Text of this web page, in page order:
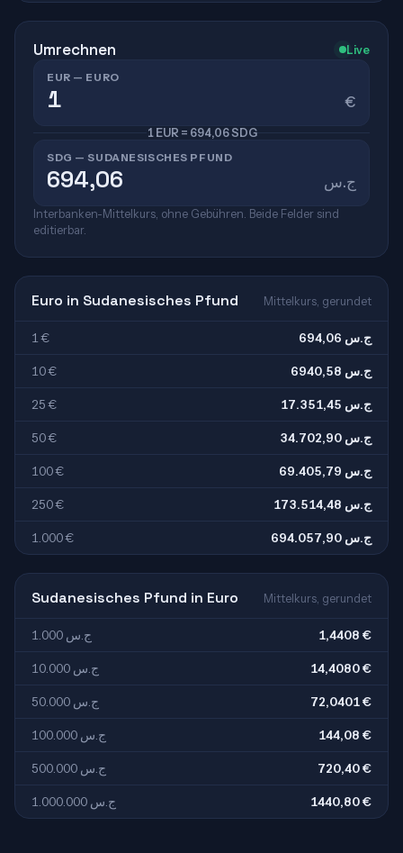
Umrechnen Live
EUR — EURO
€
1 EUR = 694,06 SDG
SDG — SUDANESISCHES PFUND
ج.س
Interbanken-Mittelkurs, ohne Gebühren. Beide Felder sind
editierbar.
Euro in Sudanesisches Pfund Mittelkurs, gerundet
1 € 694,06 ج.س
10 € 6940,58 ج.س
25 € 17.351,45 ج.س
50 € 34.702,90 ج.س
100 € 69.405,79 ج.س
250 € 173.514,48 ج.س
1.000 € 694.057,90 ج.س
Sudanesisches Pfund in Euro Mittelkurs, gerundet
1.000 ج.س 1,4408 €
10.000 ج.س 14,4080 €
50.000 ج.س 72,0401 €
100.000 ج.س 144,08 €
500.000 ج.س 720,40 €
1.000.000 ج.س 1440,80 €